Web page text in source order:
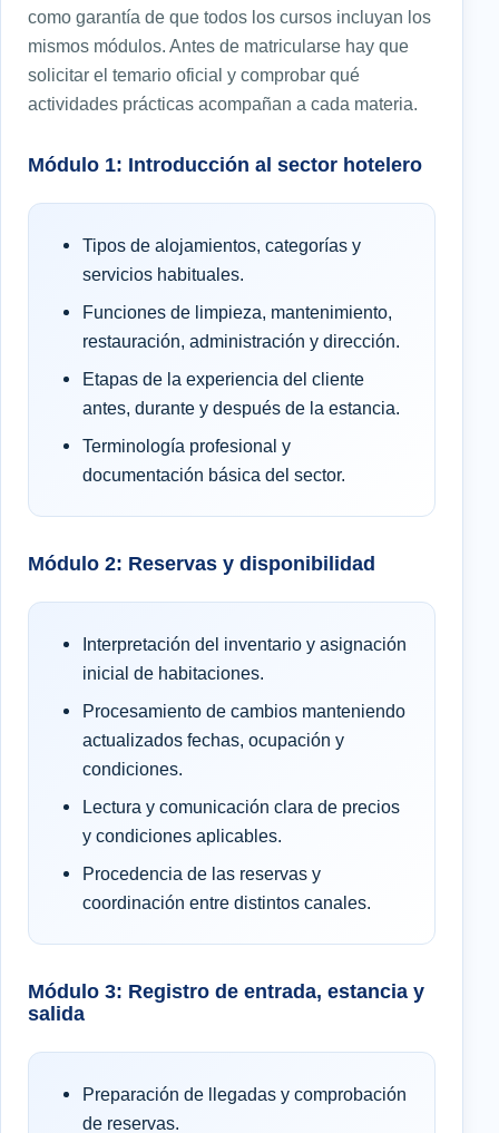
como garantía de que todos los cursos incluyan los
mismos módulos. Antes de matricularse hay que
solicitar el temario oficial y comprobar qué
actividades prácticas acompañan a cada materia.
Módulo 1: Introducción al sector hotelero
Tipos de alojamientos, categorías y
servicios habituales.
Funciones de limpieza, mantenimiento,
restauración, administración y dirección.
Etapas de la experiencia del cliente
antes, durante y después de la estancia.
Terminología profesional y
documentación básica del sector.
Módulo 2: Reservas y disponibilidad
Interpretación del inventario y asignación
inicial de habitaciones.
Procesamiento de cambios manteniendo
actualizados fechas, ocupación y
condiciones.
Lectura y comunicación clara de precios
y condiciones aplicables.
Procedencia de las reservas y
coordinación entre distintos canales.
Módulo 3: Registro de entrada, estancia y
salida
Preparación de llegadas y comprobación
de reservas.